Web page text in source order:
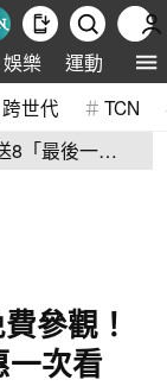
娛樂 運動 全球
跨世代 TCN
8「最後一
參觀！
一次看